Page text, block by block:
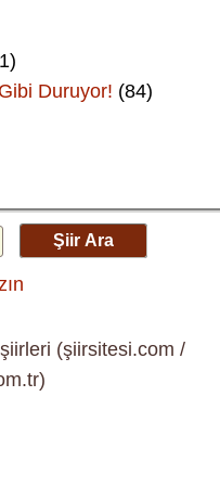
Duruyor! (84)
Şiir Ara
(şiirsitesi.com /